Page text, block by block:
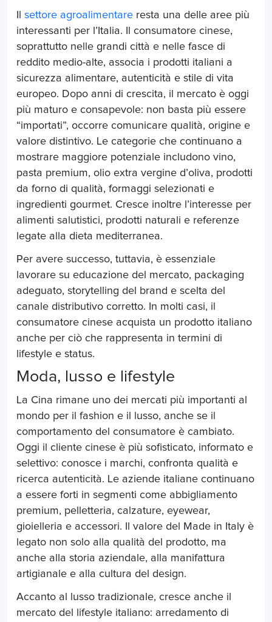
settore agroalimentare resta una delle aree più
interessanti per l’Italia. Il consumatore cinese,
soprattutto nelle grandi città e nelle fasce di
reddito medio-alte, associa i prodotti italiani a
sicurezza alimentare, autenticità e stile di vita
europeo. Dopo anni di crescita, il mercato è oggi
più maturo e consapevole: non basta più essere
“importati”, occorre comunicare qualità, origine e
valore distintivo. Le categorie che continuano a
mostrare maggiore potenziale includono vino,
pasta premium, olio extra vergine d’oliva, prodotti
da forno di qualità, formaggi selezionati e
ingredienti gourmet. Cresce inoltre l’interesse per
alimenti salutistici, prodotti naturali e referenze
legate alla dieta mediterranea.
Per avere successo, tuttavia, è essenziale
lavorare su educazione del mercato, packaging
adeguato, storytelling del brand e scelta del
canale distributivo corretto. In molti casi, il
consumatore cinese acquista un prodotto italiano
anche per ciò che rappresenta in termini di
lifestyle e status.
Moda, lusso e lifestyle
La Cina rimane uno dei mercati più importanti al
mondo per il fashion e il lusso, anche se il
comportamento del consumatore è cambiato.
Oggi il cliente cinese è più sofisticato, informato e
selettivo: conosce i marchi, confronta qualità e
ricerca autenticità. Le aziende italiane continuano
a essere forti in segmenti come abbigliamento
premium, pelletteria, calzature, eyewear,
gioielleria e accessori. Il valore del Made in Italy è
legato non solo alla qualità del prodotto, ma
anche alla storia aziendale, alla manifattura
artigianale e alla cultura del design.
Accanto al lusso tradizionale, cresce anche il
mercato del lifestyle italiano: arredamento di